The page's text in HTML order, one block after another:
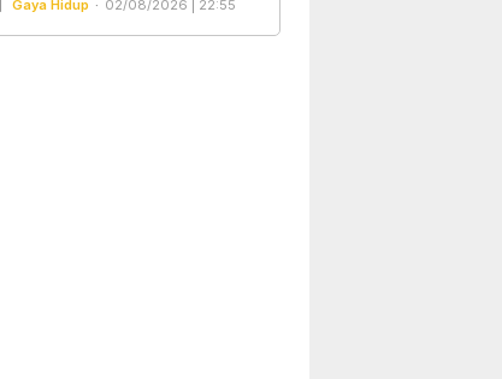
Gaya Hidup 02/08/2026 | 22:55